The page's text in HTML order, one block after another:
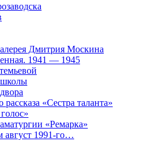
Дмитрия Москина
1941 — 1945
школы
рассказа «Сестра таланта»
«Ремарка»
1991-го…